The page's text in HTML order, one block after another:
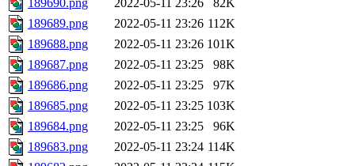
189690.png
2022-05-11 23:26
82K
189689.png
2022-05-11 23:26 112K
189688.png
2022-05-11 23:26 101K
189687.png
2022-05-11 23:25
98K
189686.png
2022-05-11 23:25
97K
189685.png
2022-05-11 23:25 103K
189684.png
2022-05-11 23:25
96K
189683.png
2022-05-11 23:24 114K